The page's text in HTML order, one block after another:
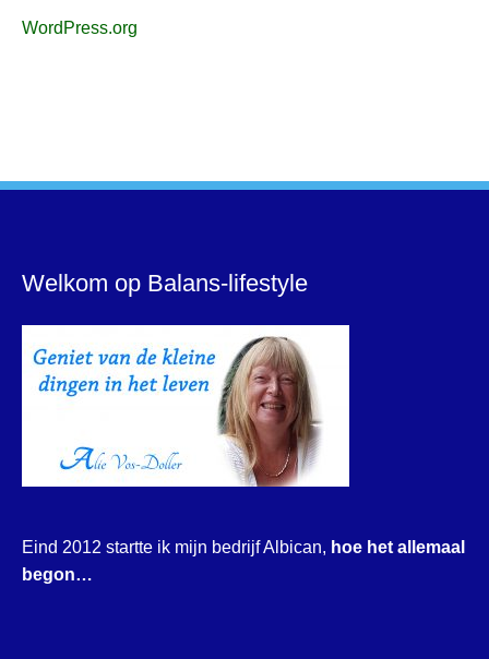
WordPress.org
Welkom op Balans-lifestyle
Eind 2012 startte ik mijn bedrijf Albican, hoe het allemaal
begon…